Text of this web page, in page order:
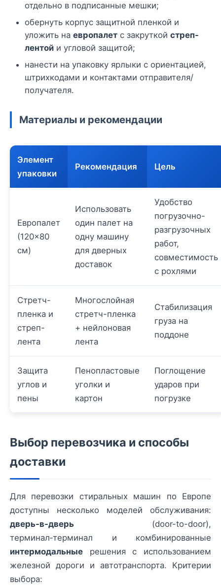
отдельно в подписанные мешки;
обернуть корпус защитной пленкой и
уложить на европалет с закруткой стреп-
лентой и угловой защитой;
нанести на упаковку ярлыки с ориентацией,
штрихкодами и контактами отправителя/
получателя.
Материалы и рекомендации
Элемент
упаковки
Рекомендация Цель
Европалет
(120×80
см)
Использовать
один палет на
одну машину
для дверных
доставок
Удобство
погрузочно-
разгрузочных
работ,
совместимость
с рохлями
Стретч-
пленка и
стреп-
лента
Многослойная
стретч-пленка
+ нейлоновая
лента
Стабилизация
груза на
поддоне
Защита
углов и
пены
Пенопластовые
уголки и
картон
Поглощение
ударов при
погрузке
Выбор перевозчика и способы
доставки
Для перевозки стиральных машин по Европе
доступны несколько моделей обслуживания:
дверь‑в‑дверь (door-to-door),
терминал‑терминал и комбинированные
интермодальные решения с использованием
железной дороги и автотранспорта. Критерии
выбора: